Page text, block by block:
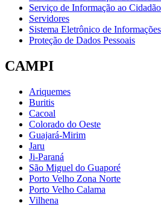
Serviço de Informação ao
Servidores
Sistema Eletrônico de Informações
Proteção de Dados Pessoais
CAMPI
Ariquemes
Buritis
Cacoal
Colorado do Oeste
Guajará-Mirim
Jaru
Ji-Paraná
São Miguel do Guaporé
Porto Velho Zona Norte
Porto Velho Calama
Vilhena